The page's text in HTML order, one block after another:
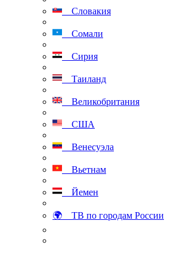
Словакия
Сомали
Сирия
Таиланд
Великобритания
США
Венесуэла
Вьетнам
Йемен
🌍 ТВ по городам России